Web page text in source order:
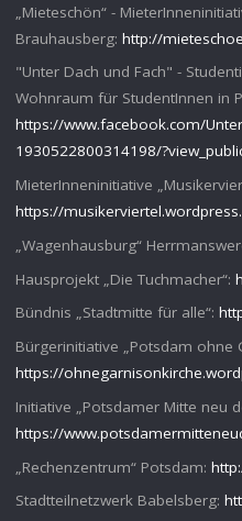
„Mieteschön“ -
Brauhausberg: http://
"Unter Dach und Fach" -
Wohnraum für StudentInnen in
https://www.facebook.com/
1930522800314198/
MieterInneninitiative
https://
„Wagenhausburg“
Hausprojekt „Die Tuchmacher“:
Bündnis „Stadtmitte für alle“:
Bürgerinitiative „Potsdam ohne
https://
Initiative „Potsdamer Mitte neu
https://
„Rechenzentrum“ Potsdam:
Stadtteilnetzwerk Babelsberg: